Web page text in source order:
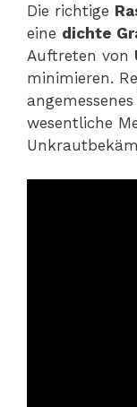
Die richtige
eine dichte
Auftreten von
minimieren.
wesentliche